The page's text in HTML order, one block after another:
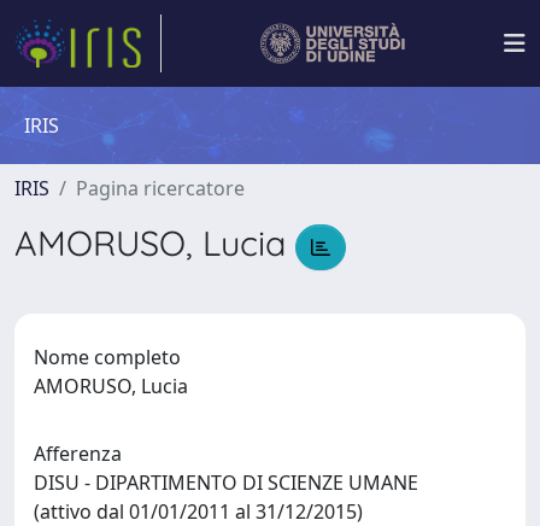
IRIS
IRIS Pagina ricercatore
AMORUSO, Lucia
Nome completo
AMORUSO, Lucia
Afferenza
DISU - DIPARTIMENTO DI SCIENZE UMANE
(attivo dal 01/01/2011 al 31/12/2015)